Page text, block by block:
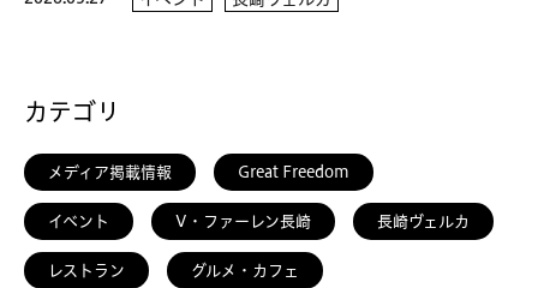
カテゴリ
メディア掲載情報 Great Freedom
イベント V・ファーレン長崎 長崎ヴェルカ
レストラン グルメ・カフェ